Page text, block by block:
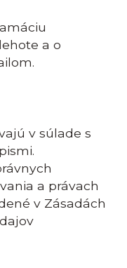
a o
v súlade s
a právach
v Zásadách